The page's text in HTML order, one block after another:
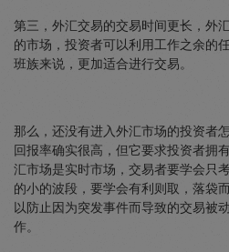
第三，外汇交易的交易时间更长，外
的市场，投资者可以利用工作之余的
班族来说，更加适合进行交易。
那么，还没有进入外汇市场的投资者
回报率确实很高，但它要求投资者拥
汇市场是实时市场，交易者要学会只
的小的波段，要学会有利则取，落袋
以防止因为突发事件而导致的交易被
作。